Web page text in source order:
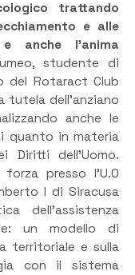
trattando
e alle
anche l’anima
studente di
del Rotaract Club
dell’anziano
anche le
quanto in materia
Diritti dell’Uomo.
presso l’U.O
I di Siracusa
dell’assistenza
un modello di
territoriale e sulla
con il sistema